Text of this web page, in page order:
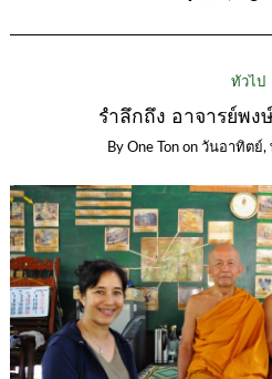
ทั่วไป
รำลึกถึง อาจารย์พง
By One Ton on วันอาทิตย์,